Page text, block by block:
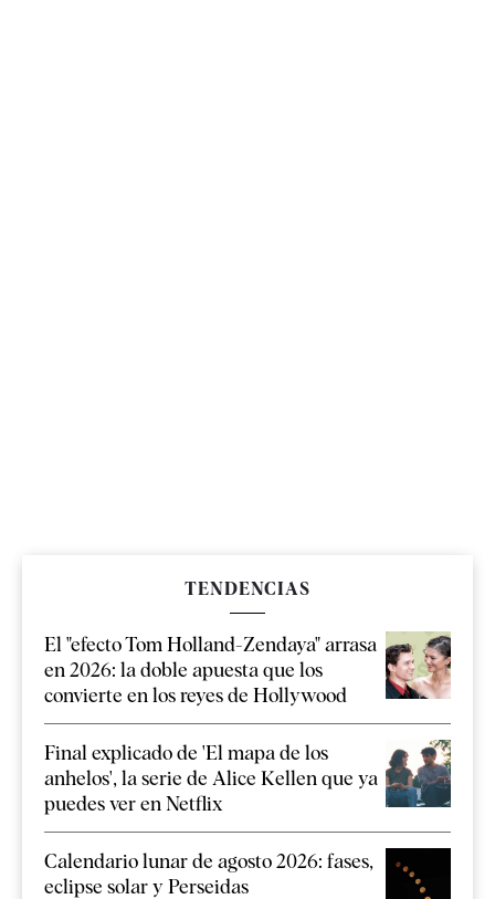
TENDENCIAS
El "efecto Tom Holland-Zendaya" arrasa
en 2026: la doble apuesta que los
convierte en los reyes de Hollywood
Final explicado de 'El mapa de los
anhelos', la serie de Alice Kellen que ya
puedes ver en Netflix
Calendario lunar de agosto 2026: fases,
eclipse solar y Perseidas